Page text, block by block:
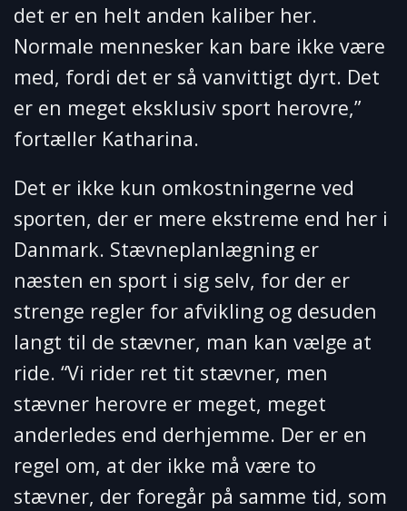
det er en helt anden kaliber her.
Normale mennesker kan bare ikke være
med, fordi det er så vanvittigt dyrt. Det
er en meget eksklusiv sport herovre,”
fortæller Katharina.
Det er ikke kun omkostningerne ved
sporten, der er mere ekstreme end her i
Danmark. Stævneplanlægning er
næsten en sport i sig selv, for der er
strenge regler for afvikling og desuden
langt til de stævner, man kan vælge at
ride. “Vi rider ret tit stævner, men
stævner herovre er meget, meget
anderledes end derhjemme. Der er en
regel om, at der ikke må være to
stævner, der foregår på samme tid, som